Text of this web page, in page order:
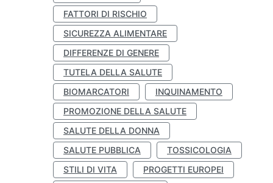
FATTORI DI RISCHIO
SICUREZZA ALIMENTARE
DIFFERENZE DI GENERE
TUTELA DELLA SALUTE
BIOMARCATORI
INQUINAMENTO
PROMOZIONE DELLA SALUTE
SALUTE DELLA DONNA
SALUTE PUBBLICA
TOSSICOLOGIA
STILI DI VITA
PROGETTI EUROPEI